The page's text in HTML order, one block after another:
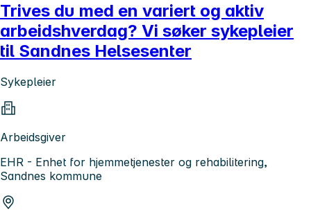
Trives du med en variert og aktiv
arbeidshverdag? Vi søker sykepleier
til Sandnes Helsesenter
Sykepleier
Arbeidsgiver
EHR - Enhet for hjemmetjenester og rehabilitering,
Sandnes kommune